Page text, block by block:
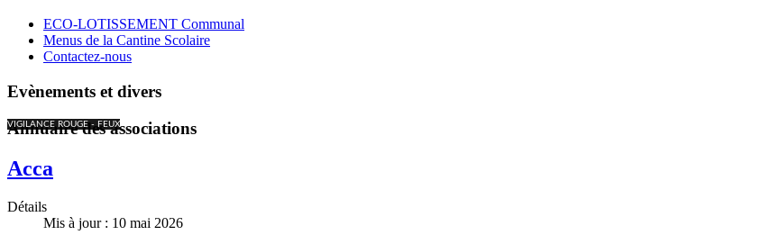
ECO-LOTISSEMENT Communal
Menus de la Cantine Scolaire
Contactez-nous
Evènements et divers
VIGILANCE ROUGE - FEUX
Annuaire des associations
Acca
Détails
Mis à jour : 10 mai 2026